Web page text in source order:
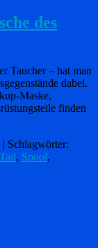
des
Taucher – hat man
dabei.
Maske,
finden
| Schlagwörter:
, Spool,